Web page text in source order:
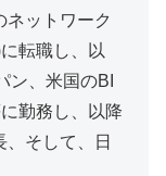
ネットワーク
転職し、以
ン、米国のBI
勤務し、以降
そして、日